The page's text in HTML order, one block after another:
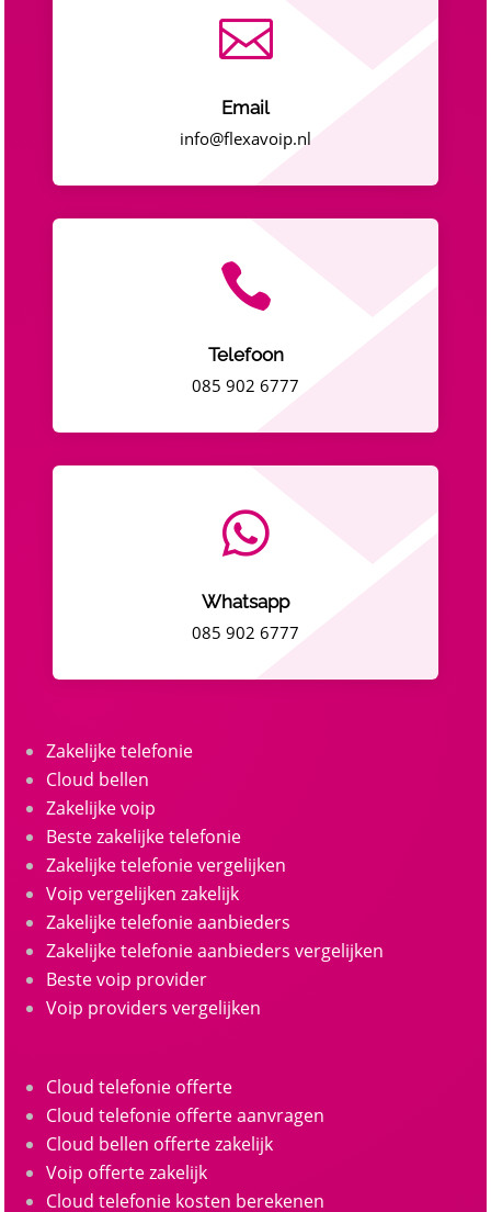

Email
info@flexavoip.nl

Telefoon
085 902 6777

Whatsapp
085 902 6777
Zakelijke telefonie
Cloud bellen
Zakelijke voip
Beste zakelijke telefonie
Zakelijke telefonie vergelijken
Voip vergelijken zakelijk
Zakelijke telefonie aanbieders
Zakelijke telefonie aanbieders vergelijken
Beste voip provider
Voip providers vergelijken
Cloud telefonie offerte
Cloud telefonie offerte aanvragen
Cloud bellen offerte zakelijk
Voip offerte zakelijk
Cloud telefonie kosten berekenen